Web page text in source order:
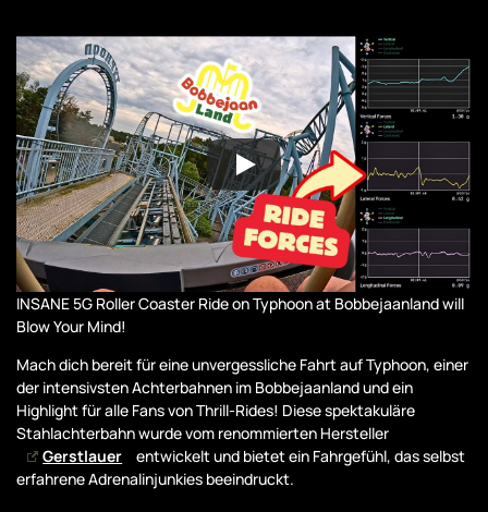
INSANE 5G Roller Coaster Ride on Typhoon at Bobbejaanland will
Blow Your Mind!
Mach dich bereit für eine unvergessliche Fahrt auf Typhoon, einer
der intensivsten Achterbahnen im Bobbejaanland und ein
Highlight für alle Fans von Thrill-Rides! Diese spektakuläre
Stahlachterbahn wurde vom renommierten Hersteller
Gerstlauer
entwickelt und bietet ein Fahrgefühl, das selbst
erfahrene Adrenalinjunkies beeindruckt.